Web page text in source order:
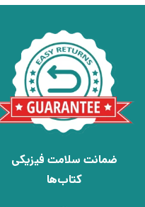
ضمانت سلامت فیزیکی
کتاب‌ها